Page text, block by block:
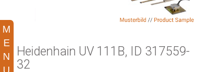
Heidenhain UV 111B, ID 317559-
32